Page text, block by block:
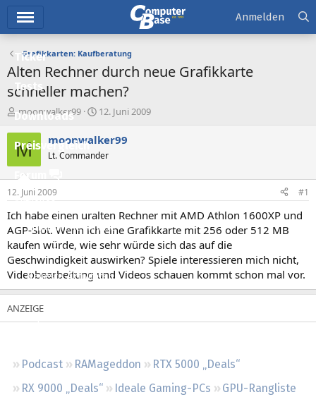
Ticker
Tests
Downloads
Preisvergleich
Forum
Aktuelles
Empfohlene Inhalte
Neue Beiträge
Neueste Aktivitäten
Regeln
Podcast RAMageddon
RTX 5000 „Deals“
RX 9000 „Deals“
Ideale Gaming-PCs
GPU-Rangliste
Anmelden
Grafikkarten: Kaufberatung
Alten Rechner durch neue Grafikkarte
schneller machen?
E
r
s
t
e
r
moonwalker99
E
s
t
e
t
a
12. Juni 2009
M moonwalker99
Lt. Commander
12. Juni 2009 #1
Ich habe einen uralten Rechner mit AMD Athlon 1600XP und
AGP-Slot. Wenn ich eine Grafikkarte mit 256 oder 512 MB
kaufen würde, wie sehr würde sich das auf die
Geschwindigkeit auswirken? Spiele interessieren mich nicht,
Videobearbeitung und Videos schauen kommt schon mal vor.